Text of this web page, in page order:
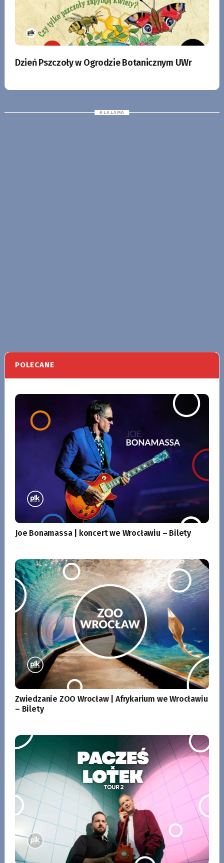
Dzień Pszczoły w Ogrodzie Botanicznym UWr
POLECANE
Joe Bonamassa | koncert we Wrocławiu – Bilety
Zwiedzanie ZOO Wrocław | Afrykarium we Wrocławiu
– Bilety